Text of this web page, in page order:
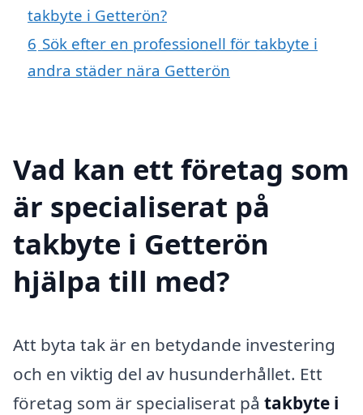
takbyte i Getterön?
6 Sök efter en professionell för takbyte i
andra städer nära Getterön
Vad kan ett företag som
är specialiserat på
takbyte i Getterön
hjälpa till med?
Att byta tak är en betydande investering
och en viktig del av husunderhållet. Ett
företag som är specialiserat på takbyte i